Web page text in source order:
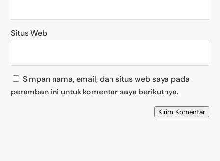
Situs Web
Simpan nama, email, dan situs web saya pada
peramban ini untuk komentar saya berikutnya.
Kirim Komentar